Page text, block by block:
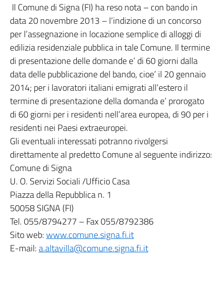
Il Comune di Signa (FI) ha reso nota – con bando in
data 20 novembre 2013 – l’indizione di un concorso
per l’assegnazione in locazione semplice di alloggi di
edilizia residenziale pubblica in tale Comune. Il termine
di presentazione delle domande e’ di 60 giorni dalla
data delle pubblicazione del bando, cioe’ il 20 gennaio
2014; per i lavoratori italiani emigrati all’estero il
termine di presentazione della domanda e’ prorogato
di 60 giorni per i residenti nell’area europea, di 90 per i
residenti nei Paesi extraeuropei.
Gli eventuali interessati potranno rivolgersi
direttamente al predetto Comune al seguente indirizzo:
Comune di Signa
U. O. Servizi Sociali /Ufficio Casa
Piazza della Repubblica n. 1
50058 SIGNA (FI)
Tel. 055/8794277 – Fax 055/8792386
Sito web:www.comune.signa.fi.it
E-mail:a.altavilla@comune.signa.fi.it